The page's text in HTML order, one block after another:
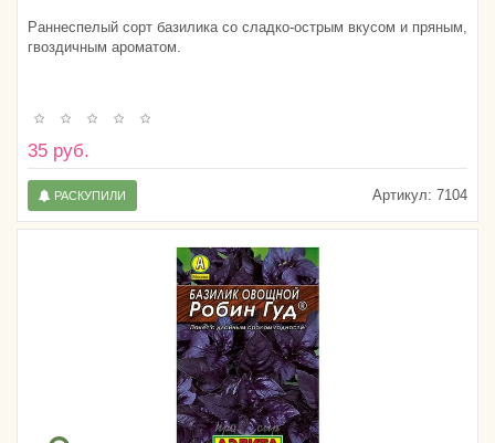
Раннеспелый сорт базилика со сладко-острым вкусом и пряным,
гвоздичным ароматом.
35 руб.
Артикул: 7104
РАСКУПИЛИ